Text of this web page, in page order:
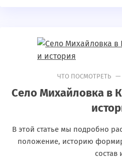
ЧТО ПОСМОТРЕТЬ —
Село Михайловка в
В этой статье мы подробно
положение, историю
состав